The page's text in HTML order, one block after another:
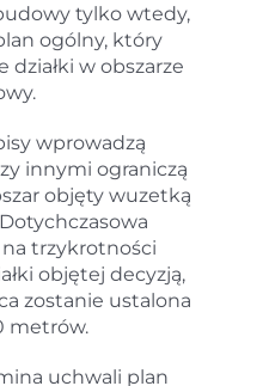
tylko wtedy,
ogólny, który
działki w obszarze
wprowadzą
innymi ograniczą
objęty wuzetką
na trzykrotności
objętej decyzją,
zostanie ustalona
metrów.
uchwali plan